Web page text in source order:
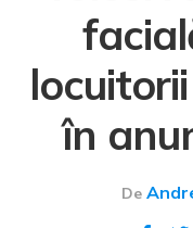
în
De